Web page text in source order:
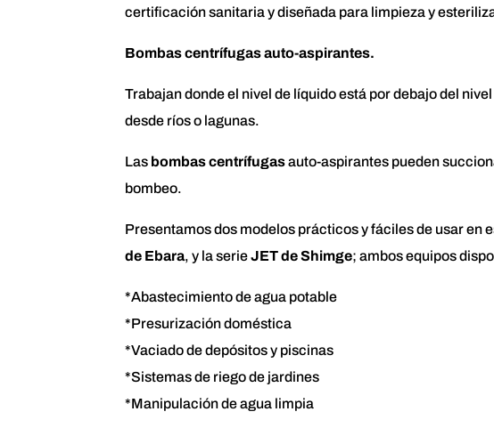
certificación sanitaria y diseñada para limpieza y
Bombas centrífugas auto-aspirantes.
Trabajan donde el nivel de líquido está por debajo del
desde ríos o lagunas.
Las bombas centrífugasauto-aspirantes pueden
bombeo.
Presentamos dos modelos prácticos y fáciles de usar en
de Ebara, y la serieJET de Shimge; ambos equipos
*Abastecimiento de agua potable
*Presurización doméstica
*Vaciado de depósitos y piscinas
*Sistemas de riego de jardines
*Manipulación de agua limpia